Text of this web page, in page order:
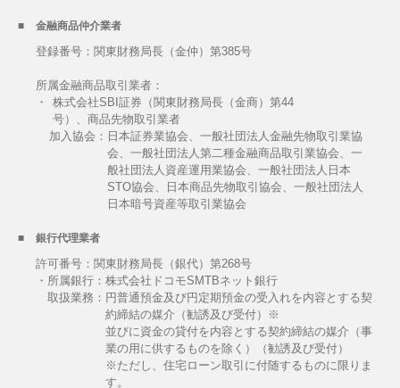
金融商品仲介業者
登録番号：関東財務局長（金仲）第385号
所属金融商品取引業者：
・
株式会社SBI証券（関東財務局長（金商）第44
号）、商品先物取引業者
加入協会： 日本証券業協会、一般社団法人金融先物取引業協
会、一般社団法人第二種金融商品取引業協会、一
般社団法人資産運用業協会、一般社団法人日本
STO協会、日本商品先物取引協会、一般社団法人
日本暗号資産等取引業協会
銀行代理業者
許可番号：関東財務局長（銀代）第268号
・所属銀行：株式会社ドコモSMTBネット銀行
取扱業務： 円普通預金及び円定期預金の受入れを内容とする契
約締結の媒介（勧誘及び受付）※
並びに資金の貸付を内容とする契約締結の媒介（事
業の用に供するものを除く）（勧誘及び受付）
※ただし、住宅ローン取引に付随するものに限りま
す。